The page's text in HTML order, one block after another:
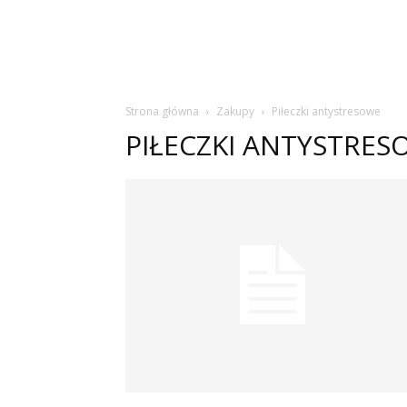
Strona główna Zakupy Piłeczki antystresowe
PIŁECZKI